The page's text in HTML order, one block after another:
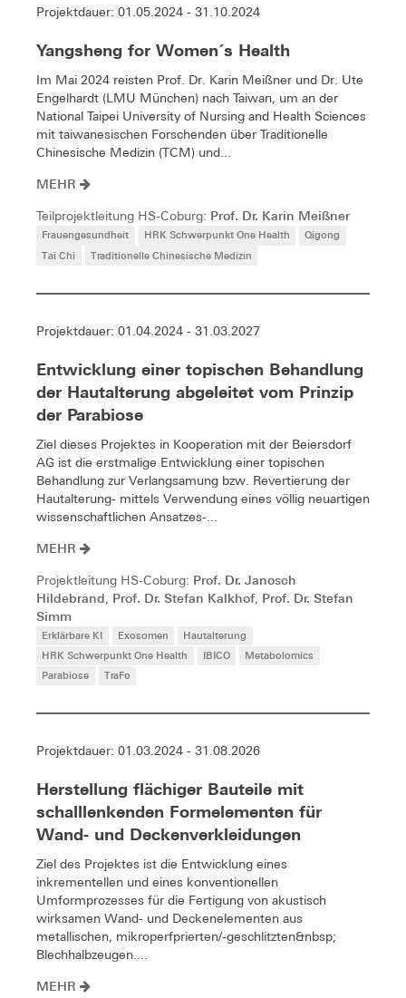
Projektdauer: 01.05.2024 - 31.10.2024
Yangsheng for Women´s Health
Im Mai 2024 reisten Prof. Dr. Karin Meißner und Dr. Ute
Engelhardt (LMU München) nach Taiwan, um an der
National Taipei University of Nursing and Health Sciences
mit taiwanesischen Forschenden über Traditionelle
Chinesische Medizin (TCM) und...
MEHR
Teilprojektleitung HS-Coburg: Prof. Dr. Karin Meißner
Frauengesundheit HRK Schwerpunkt One Health
Qigong
Tai Chi
Traditionelle Chinesische Medizin
Projektdauer: 01.04.2024 - 31.03.2027
Entwicklung einer topischen Behandlung
der Hautalterung abgeleitet vom Prinzip
der Parabiose
Ziel dieses Projektes in Kooperation mit der Beiersdorf
AG ist die erstmalige Entwicklung einer topischen
Behandlung zur Verlangsamung bzw. Revertierung der
Hautalterung- mittels Verwendung eines völlig neuartigen
wissenschaftlichen Ansatzes-...
MEHR
Projektleitung HS-Coburg: Prof. Dr. Janosch
Hildebrand, Prof. Dr. Stefan Kalkhof, Prof. Dr. Stefan
Simm
Erklärbare KI Exosomen
Hautalterung
HRK Schwerpunkt One Health
IBICO
Metabolomics
Parabiose
TraFo
Projektdauer: 01.03.2024 - 31.08.2026
Herstellung flächiger Bauteile mit
schalllenkenden Formelementen für
Wand- und Deckenverkleidungen
Ziel des Projektes ist die Entwicklung eines
inkrementellen und eines konventionellen
Umformprozesses für die Fertigung von akustisch
wirksamen Wand- und Deckenelementen aus
metallischen, mikroperfprierten/-geschlitzten&nbsp;
Blechhalbzeugen....
MEHR